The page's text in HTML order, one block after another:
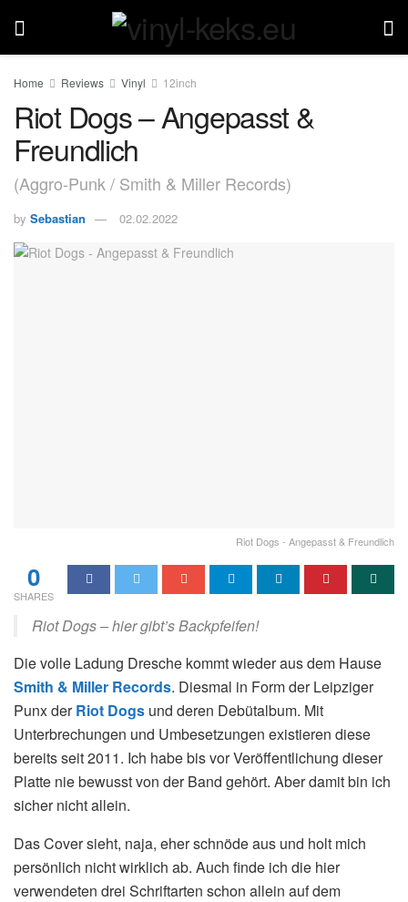
Home Reviews Vinyl 12inch
Riot Dogs – Angepasst &
Freundlich
(Aggro-Punk / Smith & Miller Records)
by Sebastian 02.02.2022
Riot Dogs - Angepasst & Freundlich
0
SHARES
Riot Dogs – hier gibt’s Backpfeifen!
Die volle Ladung Dresche kommt wieder aus dem Hause
Smith & Miller Records. Diesmal in Form der Leipziger
Punx derRiot Dogs und deren Debütalbum. Mit
Unterbrechungen und Umbesetzungen existieren diese
bereits seit 2011. Ich habe bis vor Veröffentlichung dieser
Platte nie bewusst von der Band gehört. Aber damit bin ich
sicher nicht allein.
Das Cover sieht, naja, eher schnöde aus und holt mich
persönlich nicht wirklich ab. Auch finde ich die hier
verwendeten drei Schriftarten schon allein auf dem